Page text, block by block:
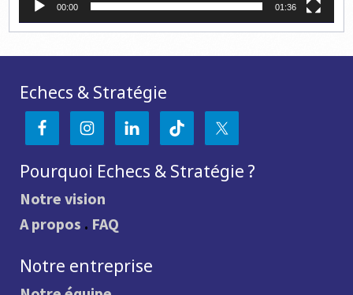
00:00 01:36
Echecs & Stratégie
Pourquoi Echecs & Stratégie ?
Notre vision
A propos . FAQ
Notre entreprise